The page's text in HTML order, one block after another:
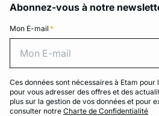
Abonnez-vous à notre
Mon E-mail *
Ces données sont nécessaires à Etam
pour vous adresser des offres et des
plus sur la gestion de vos données et pour
consulter notre Charte de Confidentialité